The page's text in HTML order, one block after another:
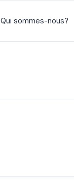
Qui sommes-nous?